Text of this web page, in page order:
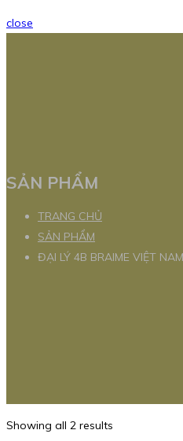
close
SẢN PHẨM
TRANG CHỦ
SẢN PHẨM
ĐẠI LÝ 4B BRAIME VIỆT NAM
Showing all 2 results